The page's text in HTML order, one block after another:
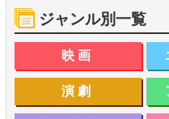
ジャンル別一覧
映画
演劇